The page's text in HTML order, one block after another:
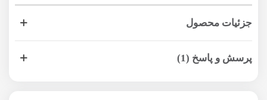
جزئیات محصول
پرسش و پاسخ (1)